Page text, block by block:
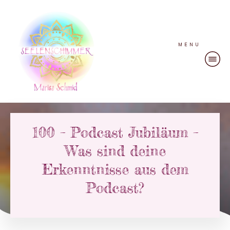
MENU
100 – Podcast Jubiläum –
Was sind deine
Erkenntnisse aus dem
Podcast?